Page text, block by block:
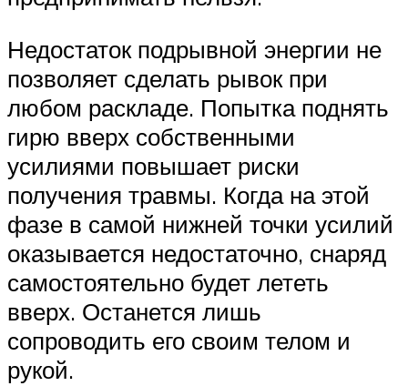
Недостаток подрывной энергии не
позволяет сделать рывок при
любом раскладе. Попытка поднять
гирю вверх собственными
усилиями повышает риски
получения травмы. Когда на этой
фазе в самой нижней точки усилий
оказывается недостаточно, снаряд
самостоятельно будет лететь
вверх. Останется лишь
сопроводить его своим телом и
рукой.